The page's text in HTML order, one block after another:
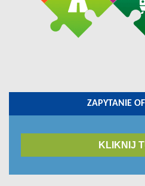
ZAPYTANIE
KLIKNIJ